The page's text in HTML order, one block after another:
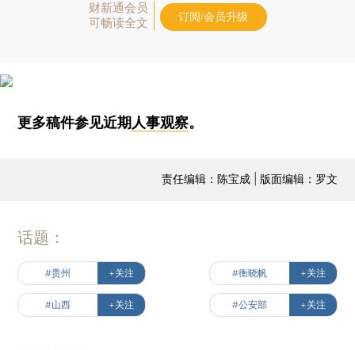
财新通会员
可畅读全文
订阅/会员升级
更多稿件参见近期 人事观察。
责任编辑：陈宝成 | 版面编辑：罗文
话题：
#贵州 +关注 #衡晓帆 +关注
#山西 +关注 #公安部 +关注